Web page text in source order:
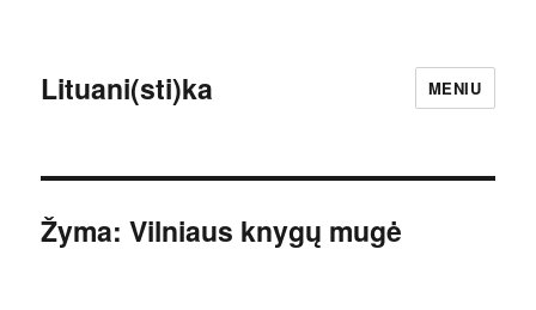
Lituani(sti)ka MENIU
Žyma:Vilniaus knygų mugė